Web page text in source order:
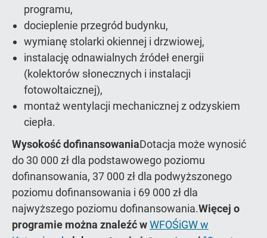
programu,
docieplenie przegród budynku,
wymianę stolarki okiennej i drzwiowej,
instalację odnawialnych źródeł energii
(kolektorów słonecznych i instalacji
fotowoltaicznej),
montaż wentylacji mechanicznej z odzyskiem
ciepła.
Wysokość dofinansowaniaDotacja może wynosić
do 30 000 zł dla podstawowego poziomu
dofinansowania, 37 000 zł dla podwyższonego
poziomu dofinansowania i 69 000 zł dla
najwyższego poziomu dofinansowania.Więcej o
programie można znaleźć wWFOŚiGW w